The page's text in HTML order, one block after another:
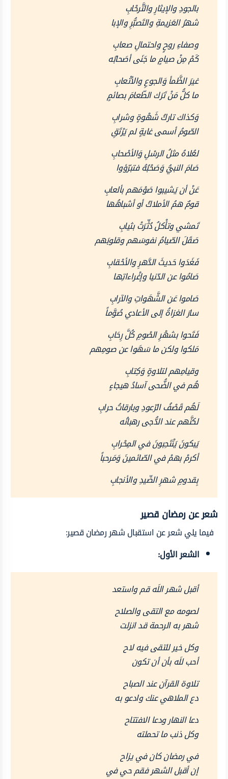
بالجودِ والإيثارِ والتَّرحْابِ
شهرُ العَزيمةِ والتَصبُّرِ والإبا
وصفاءِ روحٍ واحتمالِ صعابِ
كَمْ مِنْ صيامٍ ما جَنَى أصَحابُه
غيرَ الظَّمأ وَالجوعِ والأتْعابِ
ما كلُّ مَنْ تَرَك الطّعامَ بصائمٍ
وَكذاك تاركُ شَهْوةٍ وشرابِ
الصّومُ أسمى غايةٍ لم يَرْتَقِ
لعُلاهُ مثلُ الرسْلِ وَالأصْحابِ
صَامَ النبيُّ وَصَحْبُهُ فتبرّؤوا
عَنْ أن يَشيبوا صَوْمَهم بألعابِ
قومٌ همُ الأملاكُ أو أشباهُها
تَمشي وتأْكلُ دُثِّرَتْ بثيابِ
صَقَلَ الصّيامُ نفوسَهم وقلوبَهم
فَغَدَوا حَديثَ الدَّهرِ والأحْقابِ
صَامُوا عن الدّنيا وإغْراءاتِها
صَاموا عَن الشَّهَواتِ والآرابِ
سارَ الغزاةُ إلى الأعادي صُوَّماً
فَتَحوا بشهْرِ الصْومِ كُلَّ رِحَابِ
مَلكوا ولكن ما سَهَوا عن صومِهم
وقيامِهم لتلاوةٍ وَكِتابِ
هُم في الضُّحى آسادُ هيجاءٍ
لَهُم قَصْفُ الرّعودِ وبارقاتُ حرابِ
لكنَّهم عند الدُّجى رهبانُه
يَبكونَ يَنْتَحِبونَ في المِحْرابِ
أكرمْ بهمْ في الصّائمينَ وَمَرحباً
بِقدومِ شهرِ الصِّيدِ والأنجابِ
شعر عن رمضان قصير
فيما يلي شعر عن استقبال شهر رمضان قصير:
الشعر الأول:
أقبل شهر اللَه قم واستعد
لصومه مع التقى والصلاح
شهر به الرحمة قد انزلت
وكل خير للتقى فيه لاح
أحب للَه بأن أن تكون
تلاوة القرآن عند الصباح
دع الملاهي عنك وادعو به
دعا النهار ودعا الافتتاح
وكل ذنب ما تحملته
في رمضان كان في يزاح
إن أقبل الشهر فقم حي في